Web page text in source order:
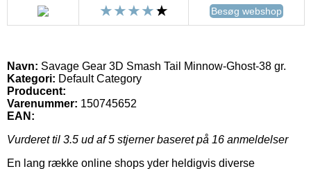
Besøg webshop
Navn: Savage Gear 3D Smash Tail Minnow-Ghost-38 gr.
Kategori: Default Category
Producent:
Varenummer: 150745652
EAN:
Vurderet til 3.5 ud af 5 stjerner baseret på 16 anmeldelser
En lang række online shops yder heldigvis diverse